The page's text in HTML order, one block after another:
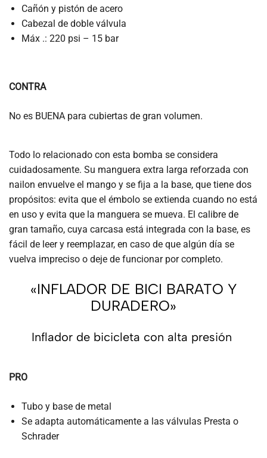
Cañón y pistón de acero
Cabezal de doble válvula
Máx .: 220 psi – 15 bar
CONTRA
No es BUENA para cubiertas de gran volumen.
Todo lo relacionado con esta bomba se considera
cuidadosamente. Su manguera extra larga reforzada con
nailon envuelve el mango y se fija a la base, que tiene dos
propósitos: evita que el émbolo se extienda cuando no está
en uso y evita que la manguera se mueva. El calibre de
gran tamaño, cuya carcasa está integrada con la base, es
fácil de leer y reemplazar, en caso de que algún día se
vuelva impreciso o deje de funcionar por completo.
«INFLADOR DE BICI BARATO Y
DURADERO»
Inflador de bicicleta con alta presión
PRO
Tubo y base de metal
Se adapta automáticamente a las válvulas Presta o
Schrader